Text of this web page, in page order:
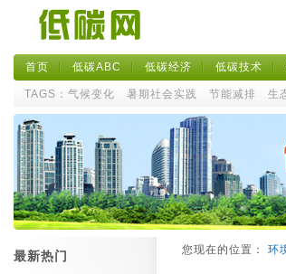
首页 低碳ABC 低碳经济 低碳技术
TAGS： 气候变化 暑期社会实践 节能减排 生
最新热门 您现在的位置： 环